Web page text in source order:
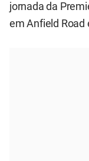
jornada da
em Anfield Road